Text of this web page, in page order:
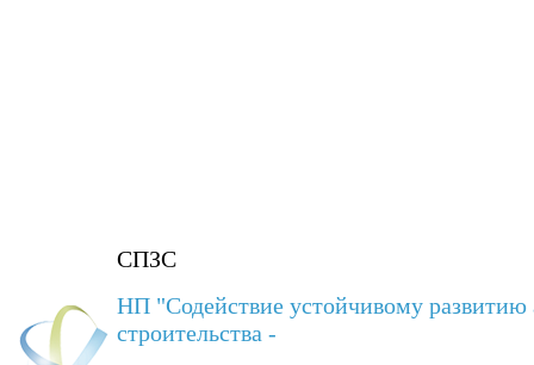
СПЗС
НП "Содействие устойчивому развитию
строительства -